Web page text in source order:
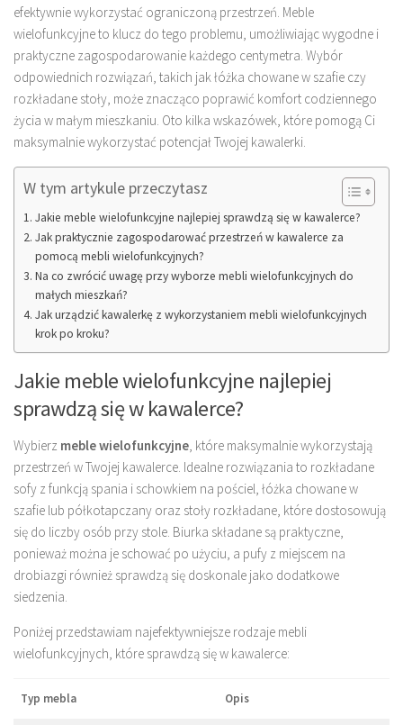
efektywnie wykorzystać ograniczoną przestrzeń. Meble
wielofunkcyjne to klucz do tego problemu, umożliwiając wygodne i
praktyczne zagospodarowanie każdego centymetra. Wybór
odpowiednich rozwiązań, takich jak łóżka chowane w szafie czy
rozkładane stoły, może znacząco poprawić komfort codziennego
życia w małym mieszkaniu. Oto kilka wskazówek, które pomogą Ci
maksymalnie wykorzystać potencjał Twojej kawalerki.
W tym artykule przeczytasz
Jakie meble wielofunkcyjne najlepiej sprawdzą się w kawalerce?
Jak praktycznie zagospodarować przestrzeń w kawalerce za
pomocą mebli wielofunkcyjnych?
Na co zwrócić uwagę przy wyborze mebli wielofunkcyjnych do
małych mieszkań?
Jak urządzić kawalerkę z wykorzystaniem mebli wielofunkcyjnych
krok po kroku?
Jakie meble wielofunkcyjne najlepiej
sprawdzą się w kawalerce?
Wybierz meble wielofunkcyjne , które maksymalnie wykorzystają
przestrzeń w Twojej kawalerce. Idealne rozwiązania to rozkładane
sofy z funkcją spania i schowkiem na pościel, łóżka chowane w
szafie lub półkotapczany oraz stoły rozkładane, które dostosowują
się do liczby osób przy stole. Biurka składane są praktyczne,
ponieważ można je schować po użyciu, a pufy z miejscem na
drobiazgi również sprawdzą się doskonale jako dodatkowe
siedzenia.
Poniżej przedstawiam najefektywniejsze rodzaje mebli
wielofunkcyjnych, które sprawdzą się w kawalerce:
Typ mebla Opis